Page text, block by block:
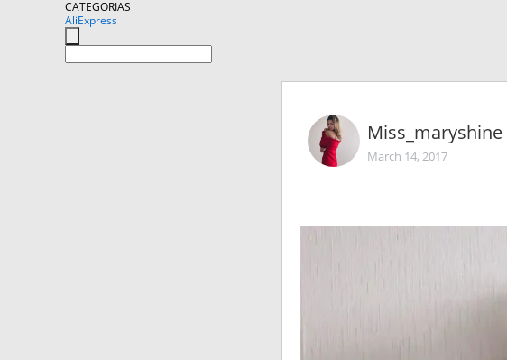
CATEGORIAS
AliExpress
Miss_maryshine
March 14, 2017